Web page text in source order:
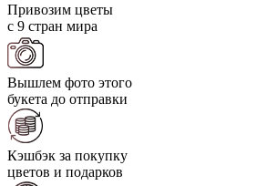
Привозим цветы
с 9 стран мира
Вышлем фото этого
букета до отправки
Кэшбэк за покупку
цветов и подарков